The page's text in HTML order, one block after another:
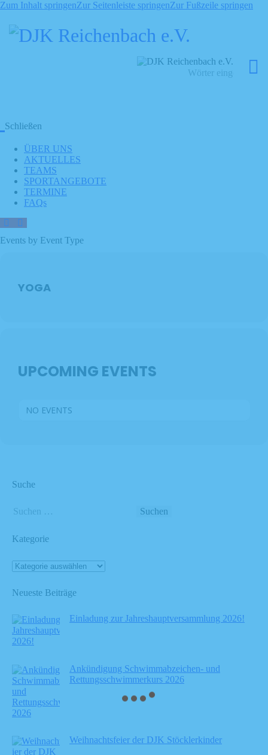
Zum Inhalt springenZur Seitenleiste springenZur Fußzeile springen
Schließen
ÜBER UNS
AKTUELLES
TEAMS
SPORTANGEBOTE
TERMINE
FAQs
Events by Event Type
YOGA
UPCOMING EVENTS
NO EVENTS
Suche
Kategorie
Neueste Beiträge
Einladung zur Jahreshauptversammlung 2026!
Ankündigung Schwimmabzeichen- und
Rettungsschwimmerkurs 2026
Weihnachtsfeier der DJK Stöcklerkinder